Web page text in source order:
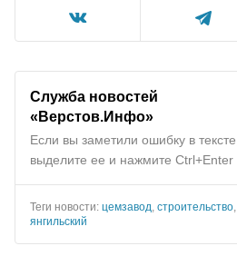
Служба новостей
«Верстов.Инфо»
Если вы заметили ошибку в тексте,
выделите ее и нажмите Ctrl+Enter
Теги новости: цемзавод, строительство,
янгильский